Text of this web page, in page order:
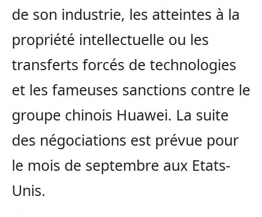
de son industrie, les atteintes à la
propriété intellectuelle ou les
transferts forcés de technologies
et les fameuses sanctions contre le
groupe chinois Huawei. La suite
des négociations est prévue pour
le mois de septembre aux Etats-
Unis.